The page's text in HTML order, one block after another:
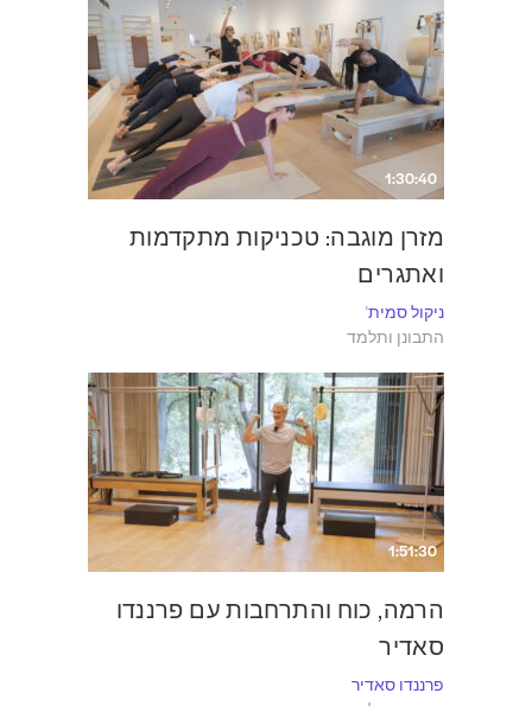
1:30:40
מזרן מוגבה: טכניקות מתקדמות
ואתגרים
ניקול סמית'
התבונן ותלמד
1:51:30
הרמה, כוח והתרחבות עם פרננדו
סאדיר
פרננדו סאדיר